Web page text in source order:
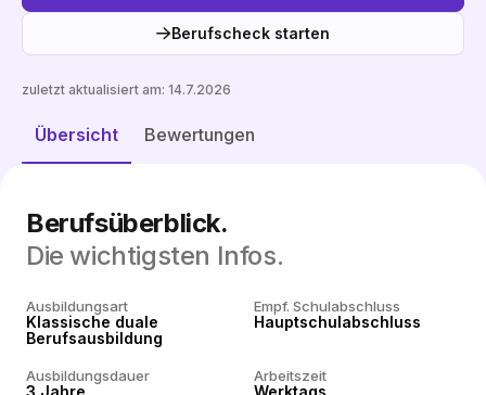
Berufscheck starten
Übersicht Bewertungen
zuletzt aktualisiert am: 14.7.2026
Berufsüberblick.
Die wichtigsten Infos.
Ausbildungsart
Klassische duale
Berufsausbildung
Empf. Schulabschluss
Hauptschulabschluss
Ausbildungsdauer
3 Jahre
Arbeitszeit
Werktags